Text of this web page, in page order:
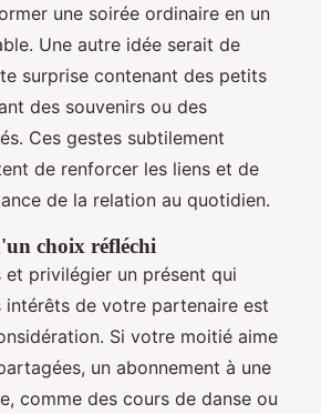
une soirée ordinaire en un
Une autre idée serait de
surprise contenant des petits
des souvenirs ou des
Ces gestes subtilement
de renforcer les liens et de
de la relation au quotidien.
choix réfléchi
et privilégier un présent qui
intérêts de votre partenaire est
Si votre moitié aime
un abonnement à une
comme des cours de danse ou